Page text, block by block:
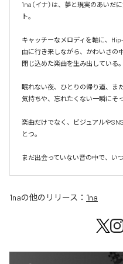
1na（イナ）は、夢と現実のあいだ
ト。
キャッチーなメロディを軸に、
由に行き来しながら、かわいさの
閉じ込めた楽曲を生み出している。
眠れない夜、ひとりの帰り道、ま
気持ちや、忘れたくない一瞬にそ
楽曲だけでなく、ビジュアルや
とつ。
まだ出会っていない音の中で、い
1naの他のリリース： 1na